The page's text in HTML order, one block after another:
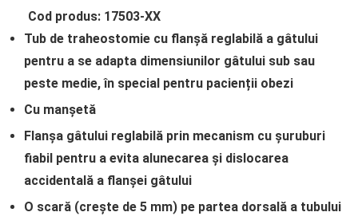
Cod produs: 17503-XX
Tub de traheostomie cu flanșă reglabilă a gâtului
pentru a se adapta dimensiunilor gâtului sub sau
peste medie, în special pentru pacienții obezi
Cu manșetă
Flanșa gâtului reglabilă prin mecanism cu șuruburi
fiabil pentru a evita alunecarea și dislocarea
accidentală a flanșei gâtului
O scară (crește de 5 mm) pe partea dorsală a tubului